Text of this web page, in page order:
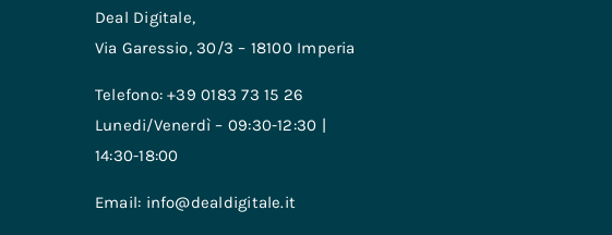
Deal Digitale,
Via Garessio, 30/3 – 18100 Imperia
Telefono: +39 0183 73 15 26
Lunedi/Venerdì – 09:30-12:30 |
14:30-18:00
Email: info@dealdigitale.it